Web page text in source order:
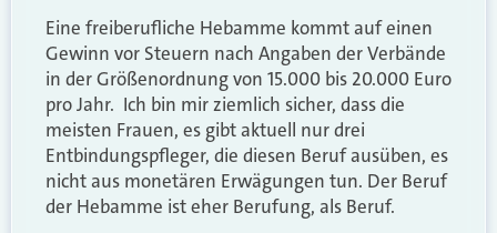
Eine freiberufliche Hebamme kommt auf einen
Gewinn vor Steuern nach Angaben der Verbände
in der Größenordnung von 15.000 bis 20.000 Euro
pro Jahr. Ich bin mir ziemlich sicher, dass die
meisten Frauen, es gibt aktuell nur drei
Entbindungspfleger, die diesen Beruf ausüben, es
nicht aus monetären Erwägungen tun. Der Beruf
der Hebamme ist eher Berufung, als Beruf.